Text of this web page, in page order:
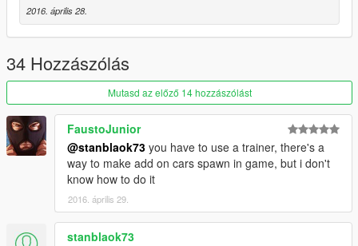
2016. április 28.
34 Hozzászólás
Mutasd az előző 14 hozzászólást
FaustoJunior
@stanblaok73 you have to use a trainer, there's a
way to make add on cars spawn in game, but i don't
know how to do it
2016. április 29.
stanblaok73